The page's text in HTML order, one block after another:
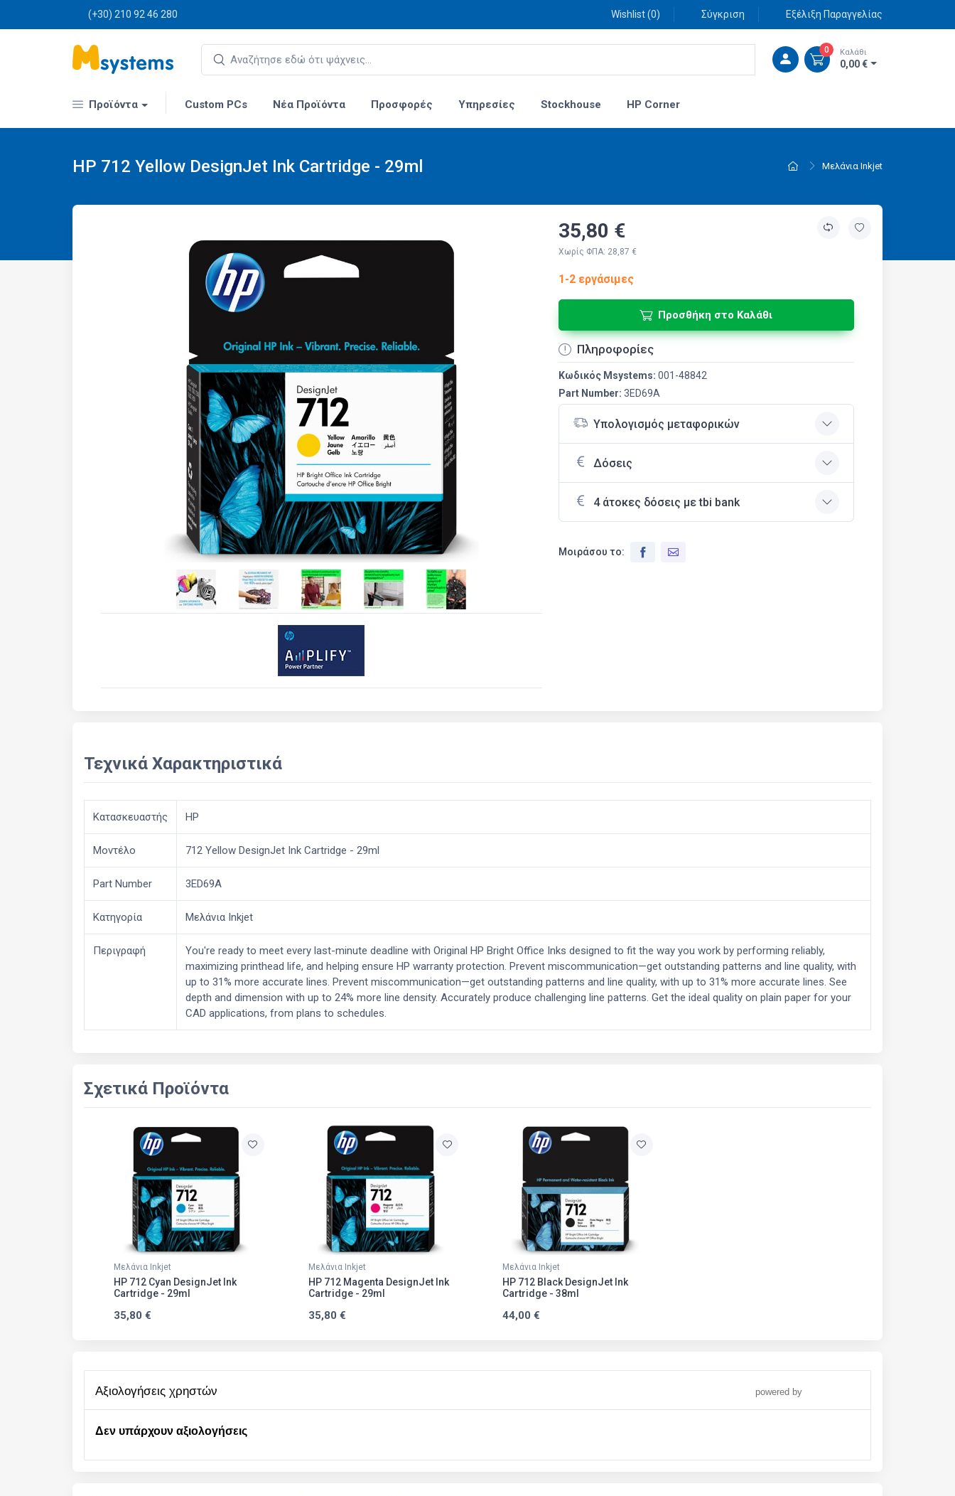
(+30) 210 92 46 280 Wishlist (0) Σύγκριση Εξέλιξη Παραγγελίας
0 Καλάθι
0,00 €
Προϊόντα Custom PCs Νέα Προϊόντα Προσφορές Υπηρεσίες Stockhouse HP Corner
Μελάνια Inkjet
HP 712 Yellow DesignJet Ink Cartridge - 29ml
35,80 €
Χωρίς ΦΠΑ: 28,87 €
1-2 εργάσιμες
Προσθήκη στο Καλάθι
Πληροφορίες
Κωδικός Msystems: 001-48842
Part Number: 3ED69A
Υπολογισμός μεταφορικών
Δόσεις
4 άτοκες δόσεις με tbi bank
Μοιράσου το:
Τεχνικά Χαρακτηριστικά
Κατασκευαστής HP
Μοντέλο 712 Yellow DesignJet Ink Cartridge - 29ml
Part Number 3ED69A
Κατηγορία Μελάνια Inkjet
Περιγραφή
You're ready to meet every last-minute deadline with Original HP Bright Office Inks designed to fit the way you work by performing reliably,
maximizing printhead life, and helping ensure HP warranty protection. Prevent miscommunication—get outstanding patterns and line quality, with
up to 31% more accurate lines. Prevent miscommunication—get outstanding patterns and line quality, with up to 31% more accurate lines. See
depth and dimension with up to 24% more line density. Accurately produce challenging line patterns. Get the ideal quality on plain paper for your
CAD applications, from plans to schedules.
Σχετικά Προϊόντα
Μελάνια Inkjet
HP 712 Cyan DesignJet Ink
Cartridge - 29ml
35,80 €
Μελάνια Inkjet
HP 712 Magenta DesignJet Ink
Cartridge - 29ml
35,80 €
Μελάνια Inkjet
HP 712 Black DesignJet Ink
Cartridge - 38ml
44,00 €
αξιολογήσεις χρηστών powered by
Δεν υπάρχουν αξιολογήσεις